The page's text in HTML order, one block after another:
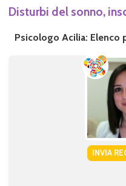
Disturbi del sonno,
Psicologo Acilia:
INVIA